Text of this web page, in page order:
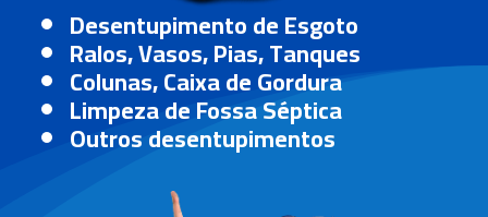
Desentupimento de Esgoto
Ralos, Vasos, Pias, Tanques
Colunas, Caixa de Gordura
Limpeza de Fossa Séptica
Outros desentupimentos